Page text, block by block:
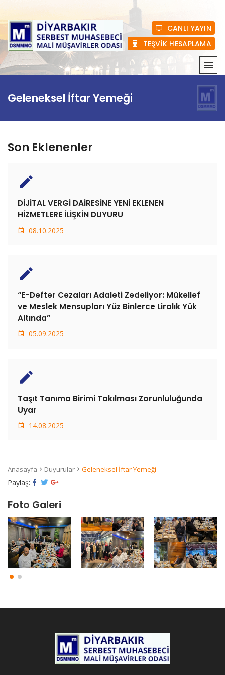
CANLI YAYIN
TEŞVİK HESAPLAMA
KURUMSAL
MEVZUAT
Geleneksel İftar Yemeği
Son Eklenenler
create
DİJİTAL VERGİ DAİRESİNE YENİ EKLENEN
HİZMETLERE İLİŞKİN DUYURU
08.10.2025
create
“E-Defter Cezaları Adaleti Zedeliyor: Mükellef
ve Meslek Mensupları Yüz Binlerce Liralık Yük
Altında”
05.09.2025
create
Taşıt Tanıma Birimi Takılması Zorunluluğunda
Uyar
14.08.2025
Anasayfa Duyurular Geleneksel İftar Yemeği
Paylaş:
Foto Galeri